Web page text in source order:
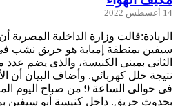
14 أغسطس 2022
الريادة:قالت وزارة الداخلية
سيفين بمنطقة إمبابة هو حريق نشب في
الثانى بمبنى الكنيسة، والذى يضم
نتيجة خلل كهربائي. وأضاف البيان أن
بحدوث حريق. داخل كنيسة أبو سيفين